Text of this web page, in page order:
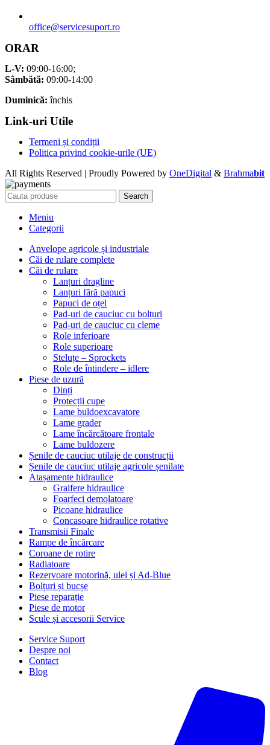
office@servicesuport.ro
ORAR
L-V: 09:00-16:00;
Sâmbătă: 09:00-14:00
Duminică: închis
Link-uri Utile
Termeni și condiții
Politica privind cookie-urile (UE)
All Rights Reserved | Proudly Powered by OneDigital & Brahmabit
Search
Meniu
Categorii
Anvelope agricole și industriale
Căi de rulare complete
Căi de rulare
Lanțuri dragline
Lanțuri fără papuci
Papuci de oțel
Pad-uri de cauciuc cu bolțuri
Pad-uri de cauciuc cu cleme
Role inferioare
Role superioare
Steluțe – Sprockets
Role de întindere – idlere
Piese de uzură
Dinți
Protecții cupe
Lame buldoexcavatore
Lame grader
Lame încărcătoare frontale
Lame buldozere
Șenile de cauciuc utilaje de construcții
Șenile de cauciuc utilaje agricole șenilate
Atașamente hidraulice
Graifere hidraulice
Foarfeci demolatoare
Picoane hidraulice
Concasoare hidraulice rotative
Transmisii Finale
Rampe de încărcare
Coroane de rotire
Radiatoare
Rezervoare motorină, ulei și Ad-Blue
Bolțuri și bucșe
Piese reparație
Piese de motor
Scule și accesorii Service
Service Suport
Despre noi
Contact
Blog